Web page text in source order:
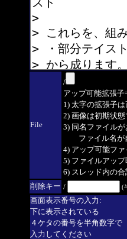
File
/
アップ可能拡張子
1) 太字の拡張子は
2) 画像は初期状
3) 同名ファイル
ファイル名が自
4) アップ可能フ
5) ファイルアップ
6) スレッド内の
削除キー / (
画面表示番号の入力:
下に表示されている
４ケタの番号を半角数字で
入力してください